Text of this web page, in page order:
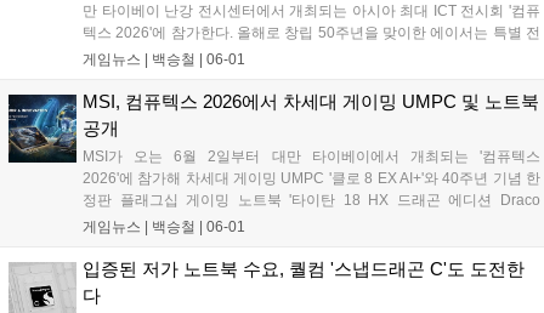
만 타이베이 난강 전시센터에서 개최되는 아시아 최대 ICT 전시회 '컴퓨
텍스 2026'에 참가한다. 올해로 창립 50주년을 맞이한 에이서는 특별 전
시 부스를 마련하고, 엔비디아의 차세대 GPU를 탑재한 플래그십 게이밍
하드웨어 라인업을 대거 공개할 예정이다....
게임뉴스 | 백승철 | 06-01
MSI, 컴퓨텍스 2026에서 차세대 게이밍 UMPC 및 노트북
공개
MSI가 오는 6월 2일부터 대만 타이베이에서 개최되는 '컴퓨텍스
2026'에 참가해 차세대 게이밍 UMPC '클로 8 EX AI+'와 40주년 기념 한
정판 플래그십 게이밍 노트북 '타이탄 18 HX 드래곤 에디션 Draco
Epic'을 포함한 신제품 라인업을 대거 공개한다. 이번 신제품들은 최신
차세대 하드웨어를 탑재하여, 게이머들에게 한층 더 부드러운 화면 전환
과 강력한 그래픽 처리 성능을 제공하는 것이 특징이다....
게임뉴스 | 백승철 | 06-01
입증된 저가 노트북 수요, 퀄컴 '스냅드래곤 C'도 도전한
다